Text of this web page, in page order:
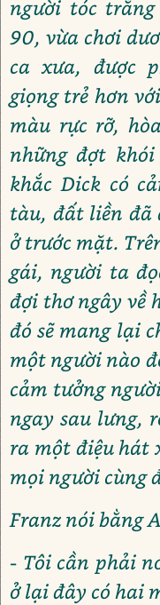
người tóc
90, vừa chơi
ca xưa, được
giọng trẻ hơn
màu rực rỡ,
những đợt
khắc Dick có
tàu, đất liền đã
ở trước mặt.
gái, người ta
đợi thơ ngây về
đó sẽ mang lại
một người nào
cảm tưởng
ngay sau lưng,
ra một điệu hát
mọi người cùng
Franz nói bằng
- Tôi cần phải
ở lại đây có hai